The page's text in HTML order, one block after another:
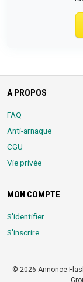
A PROPOS
FAQ
Anti-arnaque
CGU
Vie privée
MON COMPTE
S'identifier
S'inscrire
© 2026 Annonce